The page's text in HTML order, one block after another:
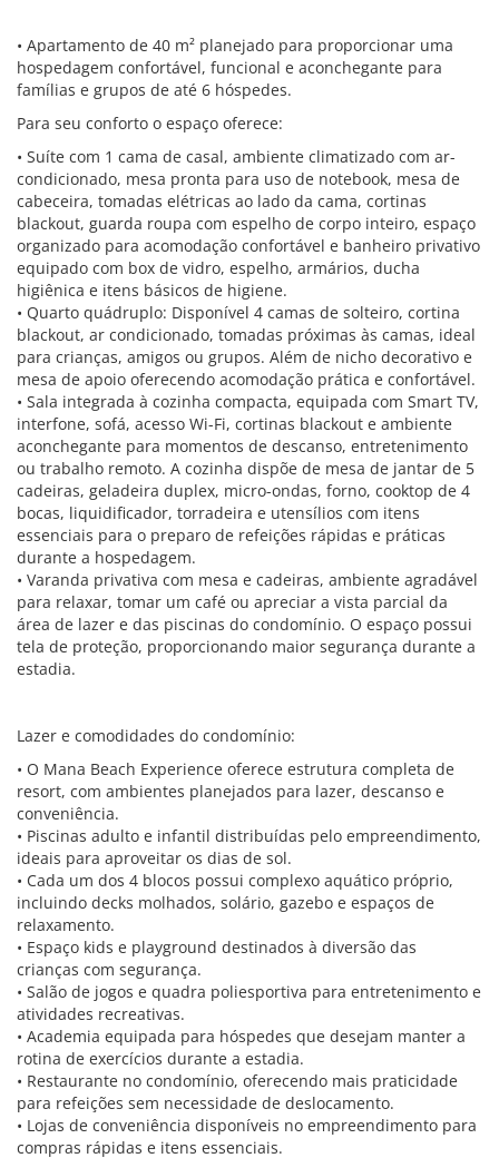
• Apartamento de 40 m² planejado para proporcionar uma
hospedagem confortável, funcional e aconchegante para
famílias e grupos de até 6 hóspedes.
Para seu conforto o espaço oferece:
• Suíte com 1 cama de casal, ambiente climatizado com ar-
condicionado, mesa pronta para uso de notebook, mesa de
cabeceira, tomadas elétricas ao lado da cama, cortinas
blackout, guarda roupa com espelho de corpo inteiro, espaço
organizado para acomodação confortável e banheiro privativo
equipado com box de vidro, espelho, armários, ducha
higiênica e itens básicos de higiene.
• Quarto quádruplo: Disponível 4 camas de solteiro, cortina
blackout, ar condicionado, tomadas próximas às camas, ideal
para crianças, amigos ou grupos. Além de nicho decorativo e
mesa de apoio oferecendo acomodação prática e confortável.
• Sala integrada à cozinha compacta, equipada com Smart TV,
interfone, sofá, acesso Wi-Fi, cortinas blackout e ambiente
aconchegante para momentos de descanso, entretenimento
ou trabalho remoto. A cozinha dispõe de mesa de jantar de 5
cadeiras, geladeira duplex, micro-ondas, forno, cooktop de 4
bocas, liquidificador, torradeira e utensílios com itens
essenciais para o preparo de refeições rápidas e práticas
durante a hospedagem.
• Varanda privativa com mesa e cadeiras, ambiente agradável
para relaxar, tomar um café ou apreciar a vista parcial da
área de lazer e das piscinas do condomínio. O espaço possui
tela de proteção, proporcionando maior segurança durante a
estadia.
Lazer e comodidades do condomínio:
• O Mana Beach Experience oferece estrutura completa de
resort, com ambientes planejados para lazer, descanso e
conveniência.
• Piscinas adulto e infantil distribuídas pelo empreendimento,
ideais para aproveitar os dias de sol.
• Cada um dos 4 blocos possui complexo aquático próprio,
incluindo decks molhados, solário, gazebo e espaços de
relaxamento.
• Espaço kids e playground destinados à diversão das
crianças com segurança.
• Salão de jogos e quadra poliesportiva para entretenimento e
atividades recreativas.
• Academia equipada para hóspedes que desejam manter a
rotina de exercícios durante a estadia.
• Restaurante no condomínio, oferecendo mais praticidade
para refeições sem necessidade de deslocamento.
• Lojas de conveniência disponíveis no empreendimento para
compras rápidas e itens essenciais.